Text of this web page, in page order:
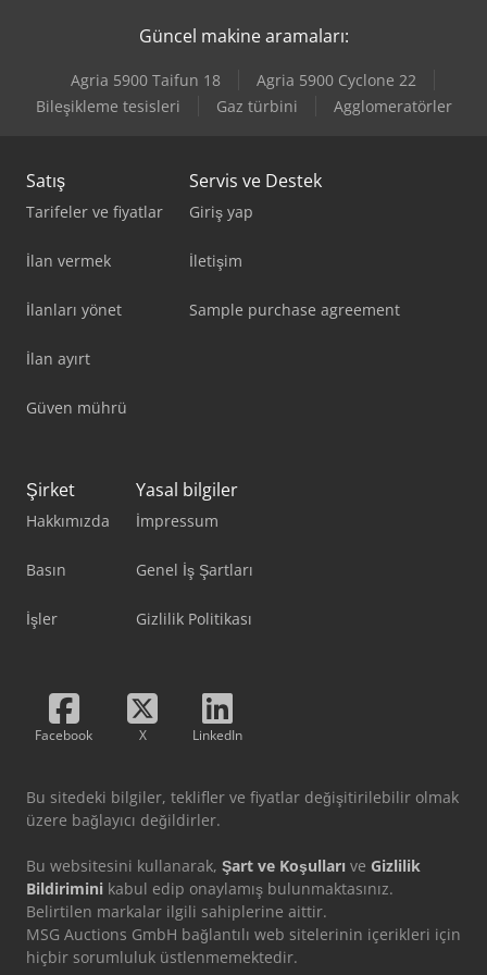
Gildemeister Nef Plus 500
Gildemeister Sprint 65 Linear
Güncel makine aramaları:
Agria 5900 Taifun 18
Agria 5900 Cyclone 22
Bileşikleme tesisleri
Gaz türbini Agglomeratörler
Satış
Tarifeler ve fiyatlar
İlan vermek
İlanları yönet
İlan ayırt
Güven mührü
Servis ve Destek
Giriş yap
İletişim
Sample purchase agreement
Şirket
Hakkımızda
Basın
İşler
Yasal bilgiler
İmpressum
Genel İş Şartları
Gizlilik Politikası
Facebook X LinkedIn
Bu sitedeki bilgiler, teklifler ve fiyatlar değişitirilebilir olmak
üzere bağlayıcı değildirler.
Bu websitesini kullanarak, Şart ve Koşulları ve Gizlilik
Bildirimini kabul edip onaylamış bulunmaktasınız.
Belirtilen markalar ilgili sahiplerine aittir.
MSG Auctions GmbH bağlantılı web sitelerinin içerikleri için
hiçbir sorumluluk üstlenmemektedir.